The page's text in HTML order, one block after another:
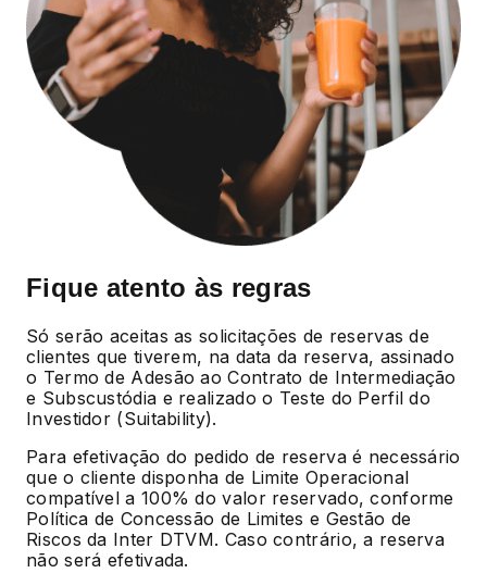
Fique atento às regras
Só serão aceitas as solicitações de reservas de
clientes que tiverem, na data da reserva, assinado
o Termo de Adesão ao Contrato de Intermediação
e Subscustódia e realizado o Teste do Perfil do
Investidor (Suitability).
Para efetivação do pedido de reserva é necessário
que o cliente disponha de Limite Operacional
compatível a 100% do valor reservado, conforme
Política de Concessão de Limites e Gestão de
Riscos da Inter DTVM. Caso contrário, a reserva
não será efetivada.